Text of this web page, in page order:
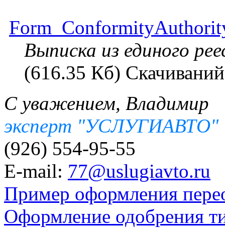
Выписка из единого
(616.35 Кб)
С уважением, Владимир
эксперт "УСЛУГИАВТО"
(926) 554-95-55
E-mail: 77@uslugiavto.ru
Пример оформления
Оформление одобрения